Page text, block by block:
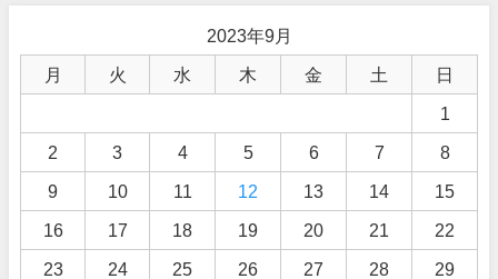
2023年9月
月 火 水 木 金 土 日
1
2 3 4 5 6 7 8
9 10 11 12 13 14 15
16 17 18 19 20 21 22
23 24 25 26 27 28 29